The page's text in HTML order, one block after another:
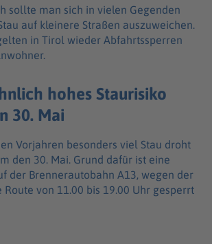
sollte man sich in vielen Gegenden
auf kleinere Straßen auszuweichen.
in Tirol wieder Abfahrtssperren
hohes Staurisiko
30. Mai
Vorjahren besonders viel Stau droht
den 30. Mai. Grund dafür ist eine
der Brennerautobahn A13, wegen der
von 11.00 bis 19.00 Uhr gesperrt